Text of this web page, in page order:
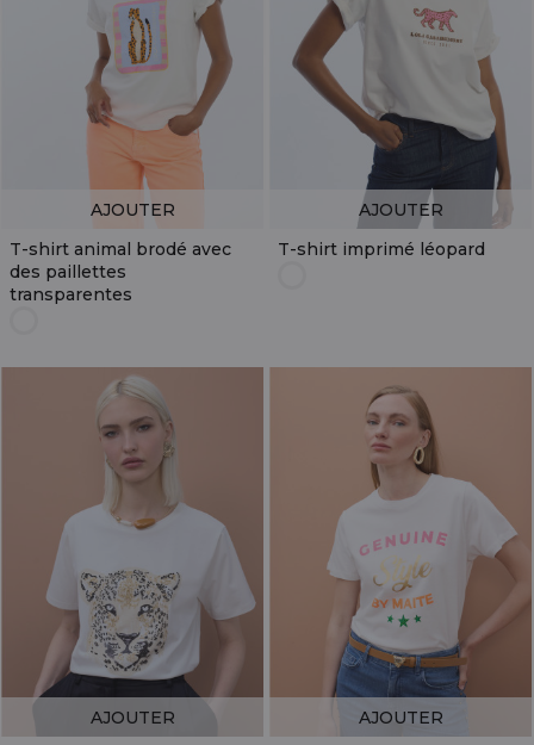
T-shirt animal brodé avec
des paillettes
transparentes
AJOUTER
T-shirt imprimé léopard
AJOUTER
AJOUTER
AJOUTER